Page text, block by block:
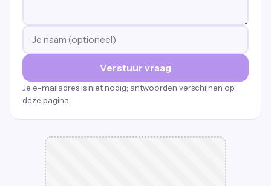
Verstuur vraag
Je e-mailadres is niet nodig; antwoorden verschijnen op
deze pagina.